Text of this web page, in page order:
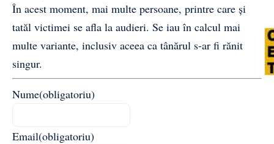
În acest moment, mai multe persoane, printre care și
tatăl victimei se afla la audieri. Se iau în calcul mai
multe variante, inclusiv aceea ca tânărul s-ar fi rănit
singur.
Nume(obligatoriu)
Email(obligatoriu)